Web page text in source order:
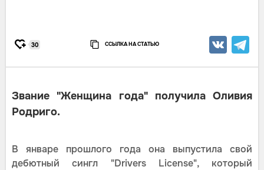
30 ССЫЛКА НА СТАТЬЮ
Звание "Женщина года" получила Оливия
Родриго.
В январе прошлого года она выпустила свой
дебютный сингл "Drivers License", который